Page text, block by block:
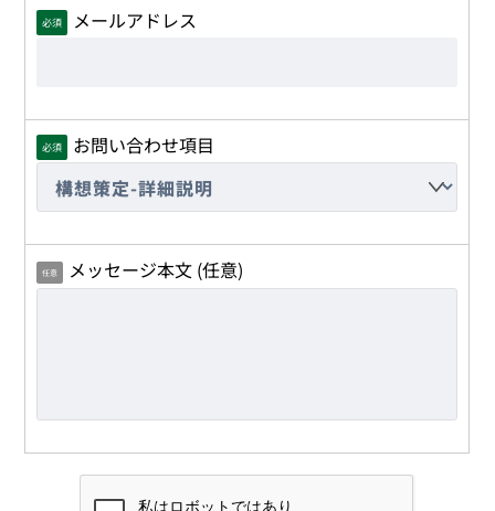
必須 メールアドレス
必須 お問い合わせ項目
任意 メッセージ本文 (任意)